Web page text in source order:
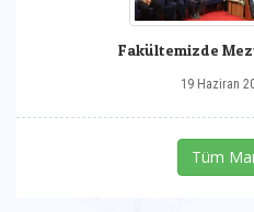
Fakültemizde
19 Haziran
Tüm